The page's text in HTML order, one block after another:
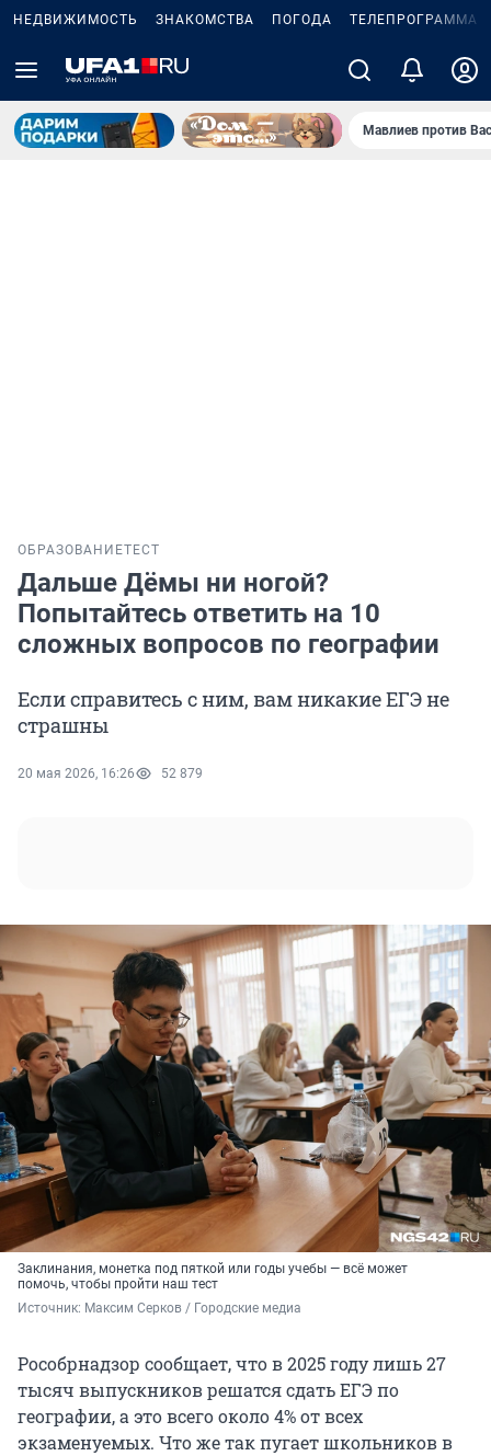
НЕДВИЖИМОСТЬ ЗНАКОМСТВА ПОГОДА ТЕЛЕПРОГРАММА
Мавлиев против
ОБРАЗОВАНИЕТЕСТ
Дальше Дёмы ни ногой?
Попытайтесь ответить на 10
сложных вопросов по географии
Если справитесь с ним, вам никакие ЕГЭ не
страшны
20 мая 2026, 16:26 52 879
Заклинания, монетка под пяткой или годы учебы — всё может
помочь, чтобы пройти наш тест
Источник: Максим Серков / Городские медиа
Рособрнадзор сообщает, что в 2025 году лишь 27
тысяч выпускников решатся сдать ЕГЭ по
географии, а это всего около 4% от всех
экзаменуемых. Что же так пугает школьников в